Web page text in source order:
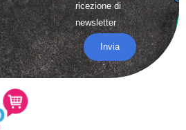
ricezione di
newsletter
Invia